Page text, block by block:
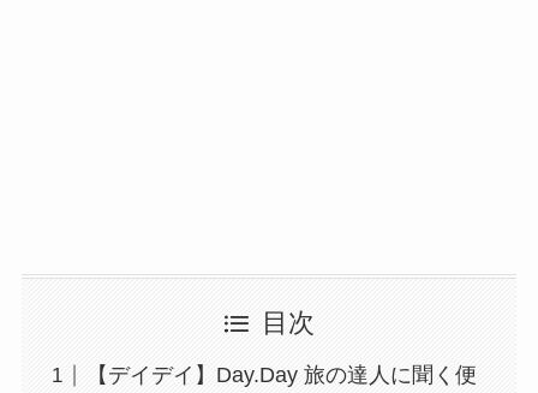
目次
【デイデイ】Day.Day 旅の達人に聞く便